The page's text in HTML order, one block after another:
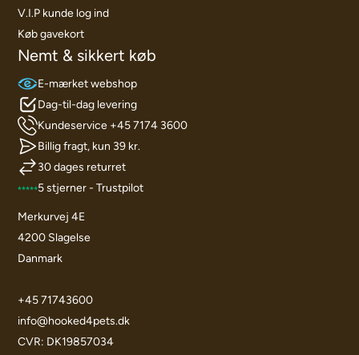
V.I.P kunde log ind
Køb gavekort
Nemt & sikkert køb
E-mærket webshop
Dag-til-dag levering
Kundeservice +45 7174 3600
Billig fragt, kun 39 kr.
30 dages returret
5 stjerner - Trustpilot
Merkurvej 4E
4200 Slagelse
Danmark
+45 71743600
info@hooked4pets.dk
CVR: DK19857034